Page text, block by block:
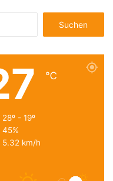
nach:
℃
28º - 19º
45%
5.32 km/h